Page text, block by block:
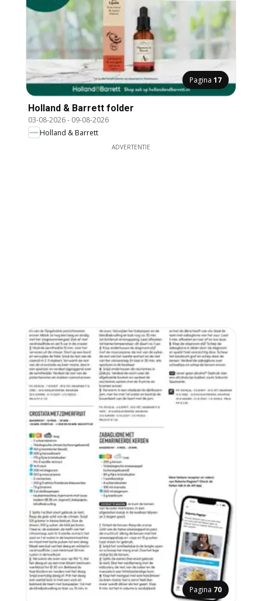
Pagina 17
Holland & Barrett folder
03-08-2026- 09-08-2026
Holland & Barrett
ADVERTENTIE
Pagina 70